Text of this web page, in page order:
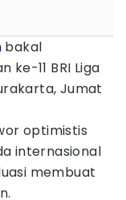
bakal
ke-11 BRI Liga
Jumat
optimistis
internasional
membuat